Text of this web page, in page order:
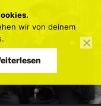
wir von deinem